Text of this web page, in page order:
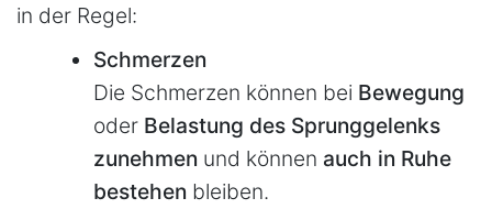
in der Regel:
Schmerzen
Die Schmerzen können bei Bewegung
oder Belastung des Sprunggelenks
zunehmen und können auch in Ruhe
bestehen bleiben.